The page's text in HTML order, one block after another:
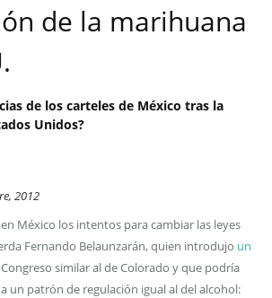
de la marihuana
de los carteles de México tras la
Unidos?
2012
México los intentos para cambiar las leyes
Fernando Belaunzarán, quien introdujo un
similar al de Colorado y que podría
un patrón de regulación igual al del alcohol: